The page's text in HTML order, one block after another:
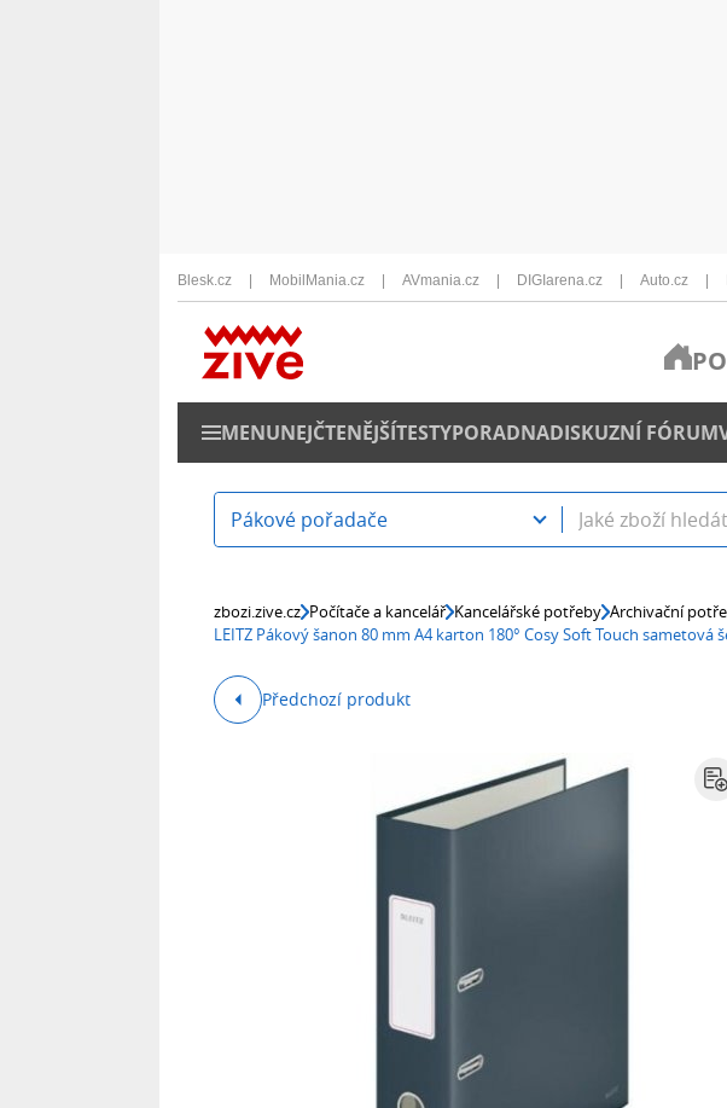
Blesk.cz MobilMania.cz AVmania.cz DIGIarena.cz Auto.cz
MENUNEJČTENĚJŠÍTESTYPORADNADISKUZNÍ FÓRUM
Pákové pořadače
zbozi.zive.cz Počítače a kancelář Kancelářské potřeby Archivační
LEITZ Pákový šanon 80 mm A4 karton 180° Cosy Soft Touch sametová
Předchozí produkt